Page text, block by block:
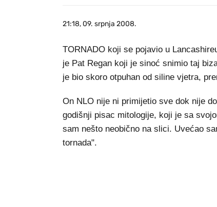
21:18, 09. srpnja 2008.
TORNADO koji se pojavio u
je Pat Regan koji je sinoć snimio taj
je bio skoro otpuhan od siline vjetra,
On NLO nije ni primijetio sve dok nije
godišnji pisac mitologije, koji je sa
sam nešto neobično na slici. Uvećao
tornada".